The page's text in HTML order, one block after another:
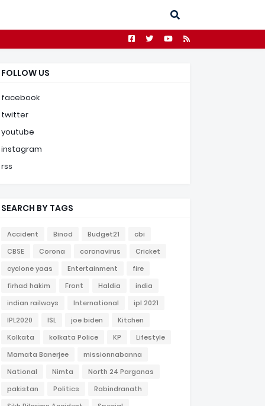
FOLLOW US
facebook
twitter
youtube
instagram
rss
SEARCH BY TAGS
Accident Binod Budget21
cbi
CBSE
Corona coronavirus
Cricket
cyclone yaas
Entertainment
fire
firhad hakim
Front Haldia
india
indian railways
International
ipl 2021
IPL2020
ISL joe biden
Kitchen
Kolkata
kolkata Police KP
Lifestyle
Mamata Banerjee
missionnabanna
National
Nimta
North 24 Parganas
pakistan
Politics
Rabindranath